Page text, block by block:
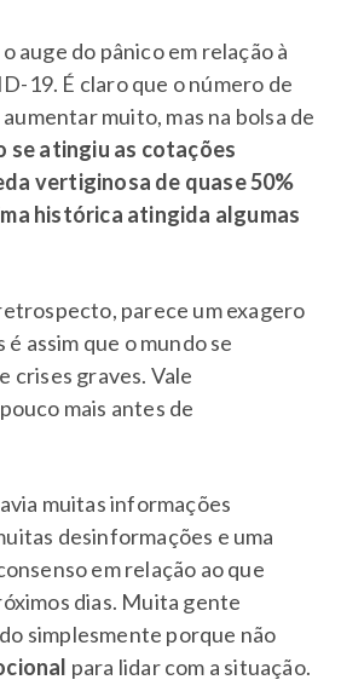
auge do pânico em relação à
19. É claro que o número de
muito, mas na bolsa de
se atingiu as cotações
vertiginosa de quase 50%
histórica atingida algumas
parece um exagero
assim que o mundo se
crises graves. Vale
mais antes de
muitas informações
desinformações e uma
em relação ao que
dias. Muita gente
simplesmente porque não
para lidar com a situação.